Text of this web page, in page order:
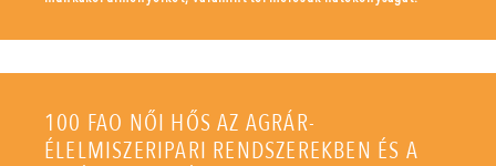
100 FAO NŐI HŐS AZ AGRÁR-
ÉLELMISZERIPARI RENDSZEREKBEN ÉS A